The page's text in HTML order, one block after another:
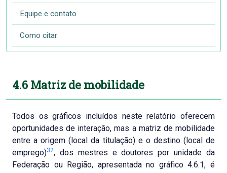
Equipe e contato
Como citar
4.6 Matriz de mobilidade
Todos os gráficos incluídos neste relatório oferecem
oportunidades de interação, mas a matriz de mobilidade
entre a origem (local da titulação) e o destino (local de
emprego)32, dos mestres e doutores por unidade da
Federação ou Região, apresentada no gráfico 4.6.1, é